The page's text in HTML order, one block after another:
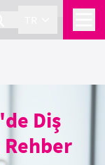
Diş
Rehber